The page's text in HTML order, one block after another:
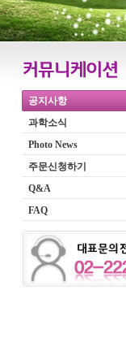
공지사항
과학소식
Photo News
주문신청하기
Q&A
FAQ